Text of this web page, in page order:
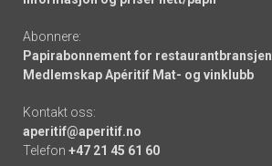
Abonnere:
Papirabonnement for restaurantbransjen
Medlemskap Apéritif Mat- og vinklubb
Kontakt oss:
aperitif@aperitif.no
Telefon +47 21 45 61 60